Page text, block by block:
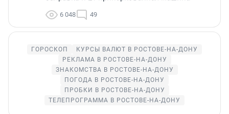
6 048 49
ГОРОСКОП
КУРСЫ ВАЛЮТ В РОСТОВЕ-НА-ДОНУ
РЕКЛАМА В РОСТОВЕ-НА-ДОНУ
ЗНАКОМСТВА В РОСТОВЕ-НА-ДОНУ
ПОГОДА В РОСТОВЕ-НА-ДОНУ
ПРОБКИ В РОСТОВЕ-НА-ДОНУ
ТЕЛЕПРОГРАММА В РОСТОВЕ-НА-ДОНУ